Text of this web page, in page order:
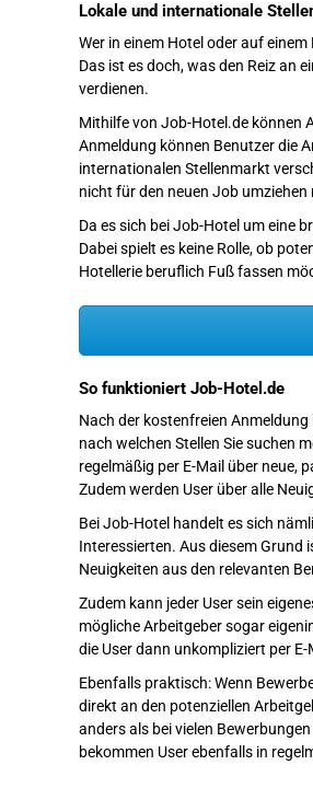
Lokale und internationale
Wer in einem Hotel oder auf
Das ist es doch, was den Reiz an
verdienen.
Mithilfe von Job-Hotel.de können
Anmeldung können Benutzer die
internationalen Stellenmarkt
nicht für den neuen Job
Da es sich bei Job-Hotel um eine
Dabei spielt es keine Rolle, ob
Hotellerie beruflich Fuß fassen
So funktioniert Job-Hotel.de
Nach der kostenfreien
nach welchen Stellen Sie suchen
regelmäßig per E-Mail über neue,
Zudem werden User über alle
Bei Job-Hotel handelt es sich
Interessierten. Aus diesem Grund
Neuigkeiten aus den relevanten
Zudem kann jeder User sein
mögliche Arbeitgeber sogar
die User dann unkompliziert per E-
Ebenfalls praktisch: Wenn
direkt an den potenziellen
anders als bei vielen
bekommen User ebenfalls in